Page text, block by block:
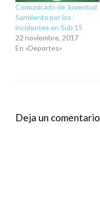
Comunicado de Juventud
Sarmiento por los
incidentes en Sub 15
22 noviembre, 2017
En «Deportes»
Deja un comentario